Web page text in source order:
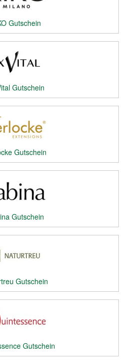
Gutschein
Gutschein
Gutschein
Gutschein
Gutschein
Gutschein